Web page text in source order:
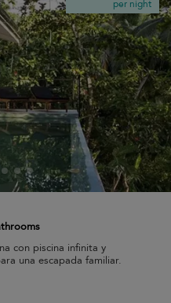
per night
con piscina infinita y
una escapada familiar.